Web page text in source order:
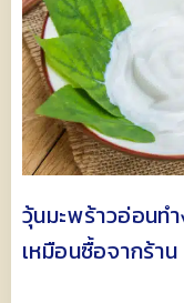
วุ้นมะพร้าวอ่อนท
เหมือนซื้อจากร้าน